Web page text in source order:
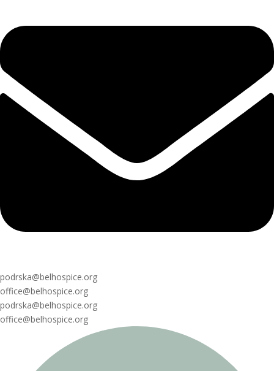
podrska@belhospice.org
office@belhospice.org
podrska@belhospice.org
office@belhospice.org